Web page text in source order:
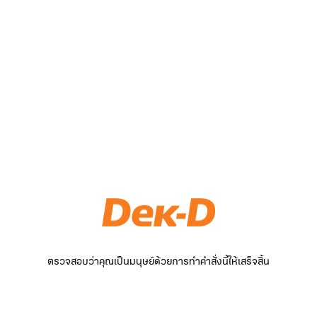
ตรวจสอบว่าคุณเป็นมนุษย์ด้วยการทำคำสั่งนี้ให้เสร็จสิ้น